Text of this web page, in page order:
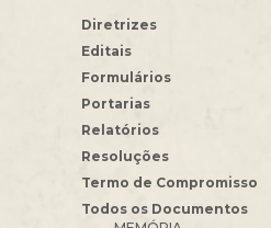
Diretrizes
Editais
Formulários
Portarias
Relatórios
Resoluções
Termo de Compromisso
Todos os Documentos